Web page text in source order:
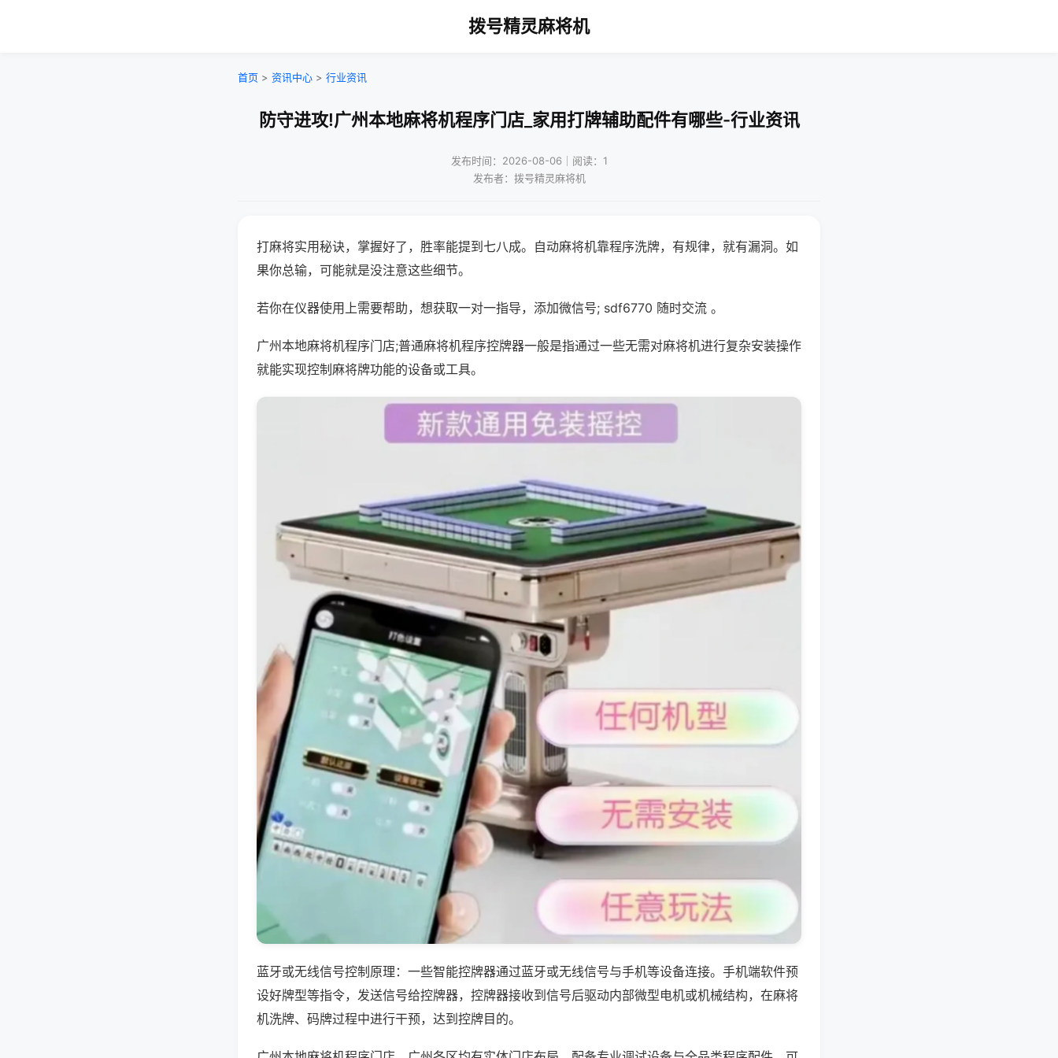
拨号精灵麻将机
首页 > 资讯中心 > 行业资讯
防守进攻!广州本地麻将机程序门店_家用打牌辅助配件有哪些-行业资讯
发布时间：2026-08-06｜阅读：1
发布者：拨号精灵麻将机
打麻将实用秘诀，掌握好了，胜率能提到七八成。自动麻将机靠程序洗牌，有规律，就有漏洞。如
果你总输，可能就是没注意这些细节。
若你在仪器使用上需要帮助，想获取一对一指导，添加微信号; sdf6770 随时交流 。
广州本地麻将机程序门店;普通麻将机程序控牌器一般是指通过一些无需对麻将机进行复杂安装操作
就能实现控制麻将牌功能的设备或工具。
蓝牙或无线信号控制原理：一些智能控牌器通过蓝牙或无线信号与手机等设备连接。手机端软件预
设好牌型等指令，发送信号给控牌器，控牌器接收到信号后驱动内部微型电机或机械结构，在麻将
机洗牌、码牌过程中进行干预，达到控牌目的。